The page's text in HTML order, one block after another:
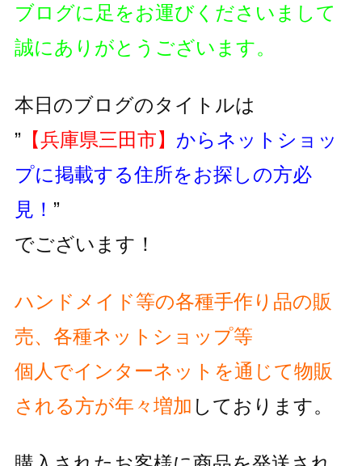
ブログに足をお運びくださいまして
誠にありがとうございます。
本日のブログのタイトルは
”【兵庫県三田市】 からネットショッ
プに掲載する住所をお探しの方必
見！ ”
でございます！
ハンドメイド等の各種手作り品の販
売、各種ネットショップ等
個人でインターネットを通じて物販
される方が年々増加 しております。